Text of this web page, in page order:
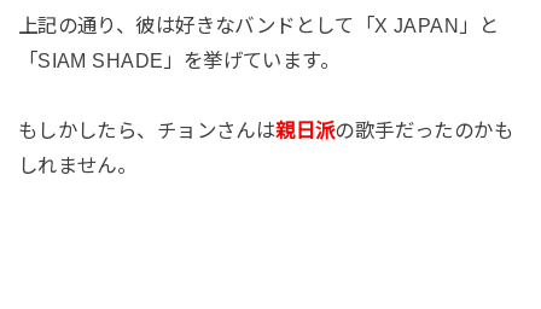
上記の通り、彼は好きなバンドとして「X JAPAN」と
「SIAM SHADE」を挙げています。
もしかしたら、チョンさんは親日派の歌手だったのかも
しれません。